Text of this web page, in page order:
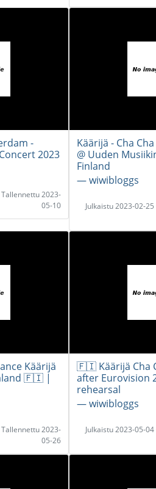
-
2023
2023-
05-10
Käärijä - Cha
@ Uuden
Finland
― wiwibloggs
Julkaistu 2023-02-
Käärijä
🇫🇮 |
2023-
05-26
🇫🇮 Käärijä Cha
after Eurovision
rehearsal
― wiwibloggs
Julkaistu 2023-05-